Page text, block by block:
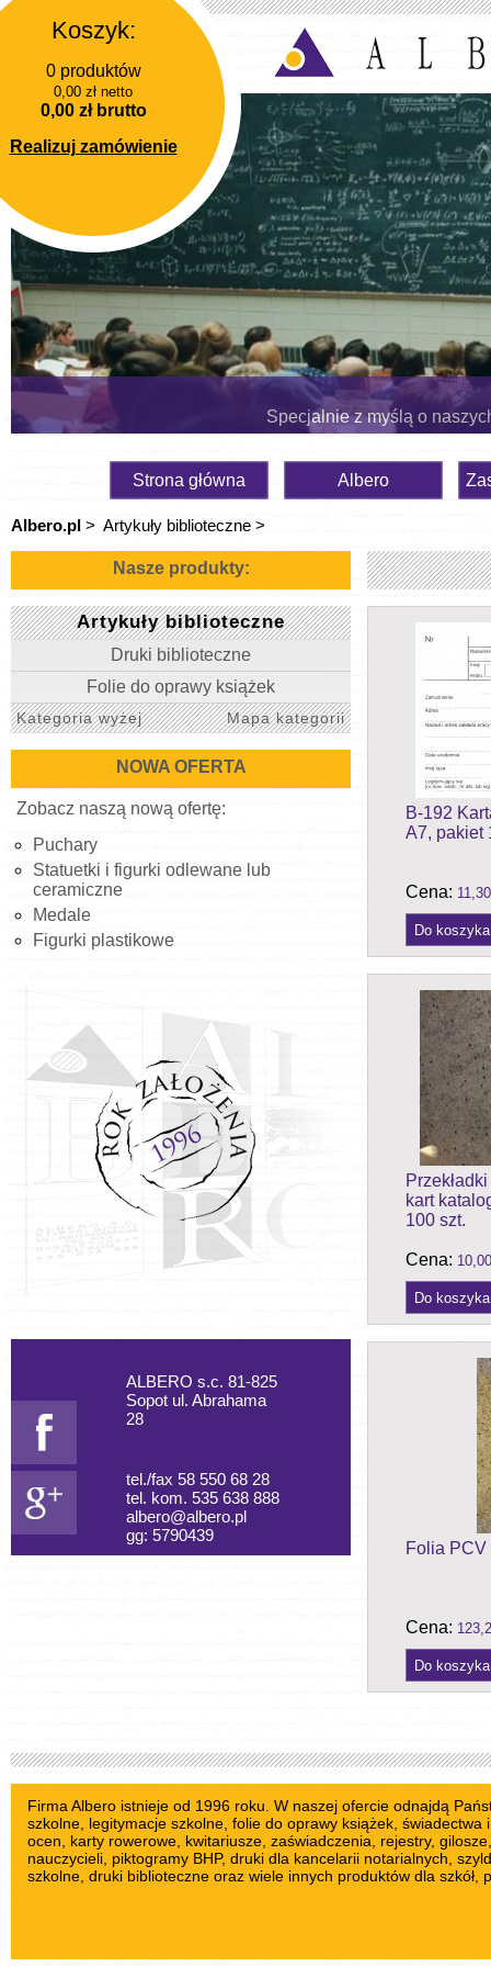
Koszyk:
0 produktów
0,00 zł netto
0,00 zł brutto
Realizuj zamówienie
Specjalnie z myślą o
Strona główna Albero
Albero.pl > Artykuły biblioteczne >
Nasze produkty:
Artykuły biblioteczne
Druki biblioteczne
Folie do oprawy książek
Kategoria wyżej Mapa kategorii
NOWA OFERTA
Zobacz naszą nową ofertę:
Puchary
Statuetki i figurki odlewane lub
ceramiczne
Medale
Figurki plastikowe
ALBERO s.c. 81-825
Sopot ul. Abrahama
28
tel./fax 58 550 68 28
tel. kom. 535 638 888
albero@albero.pl
gg: 5790439
B-192
A7, pakiet
Cena:
kart
100 szt.
Cena:
Folia PCV
Cena:
Firma Albero istnieje od 1996 roku. W naszej ofercie odnajdą
szkolne , legitymacje szkolne, folie do oprawy książek ,
ocen, karty rowerowe kwitariusze , zaświadczenia, rejestry, gilosze
nauczycieli piktogramy BHP, druki dla kancelarii notarialnych,
szkolne , druki biblioteczne oraz wiele innych produktów dla szkół,